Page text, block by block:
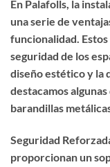
En Palafolls, la
una serie de
funcionalidad.
seguridad de los
diseño estético y la
destacamos
barandillas
Seguridad
proporcionan un